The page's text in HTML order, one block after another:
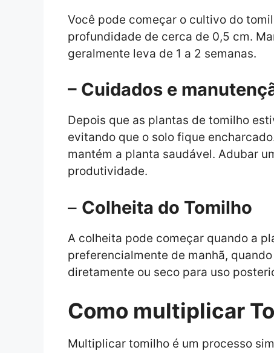
Você pode começar o cultivo do
profundidade de cerca de 0,5 cm.
geralmente leva de 1 a 2 semanas.
– Cuidados e
Depois que as plantas de tomilho
evitando que o solo fique
mantém a planta saudável. Adubar
produtividade.
– Colheita do Tomilho
A colheita pode começar quando a
preferencialmente de manhã,
diretamente ou seco para uso
Como multiplicar
Multiplicar tomilho é um processo